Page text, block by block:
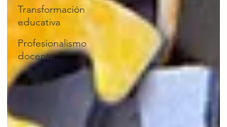
Transformación
educativa
Profesionalismo
docente